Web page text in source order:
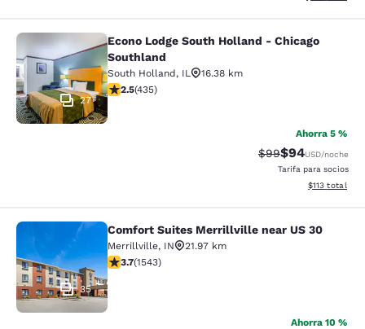
Econo Lodge South Holland -
27
Econo Lodge South Holland - Chicago
Southland
South Holland, IL
16.38 km
Calificación de 2.47 estrellas. Razonable. 435 reseñas
2.5(435)
Ahorra 5 %
Tarifa tachada:
$99Tarifa
$94USD/noche
Tarifa para socios
Ver detalles
$113 total
Comfort Suites Merrillville near US
35
Comfort Suites Merrillville near US 30
Merrillville, IN
21.97 km
Calificación de 3.7 estrellas. Bueno. 1543 reseñas
3.7(1543)
Ahorra 10 %